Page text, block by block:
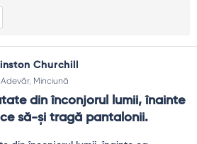
Churchill
Adevăr, Minciună
din înconjorul lumii, înainte
să-și tragă pantalonii.